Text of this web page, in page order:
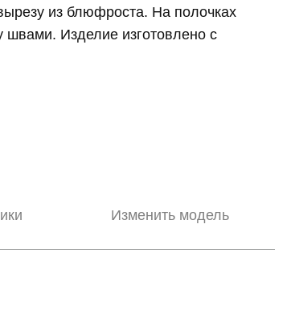
из блюфроста. На полочках
Изделие изготовлено с
Изменить модель